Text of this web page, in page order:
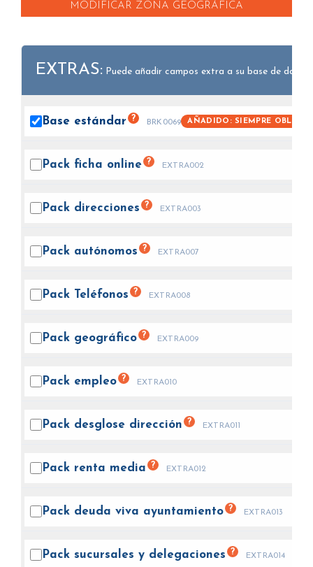
MODIFICAR ZONA GEOGRÁFICA
EXTRAS: Puede añadir campos extra a su base de datos.
Base estándar ? BRK0069 AÑADIDO: SIEMPRE
Pack ficha online ? EXTRA002
Pack direcciones ? EXTRA003
Pack autónomos ? EXTRA007
Pack Teléfonos ? EXTRA008
Pack geográfico ? EXTRA009
Pack empleo ? EXTRA010
Pack desglose dirección ? EXTRA011
Pack renta media ? EXTRA012
Pack deuda viva ayuntamiento ? EXTRA013
Pack sucursales y delegaciones ? EXTRA014